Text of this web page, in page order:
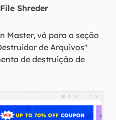
Shreder
Master, vá para a seção
de Arquivos"
de destruição de